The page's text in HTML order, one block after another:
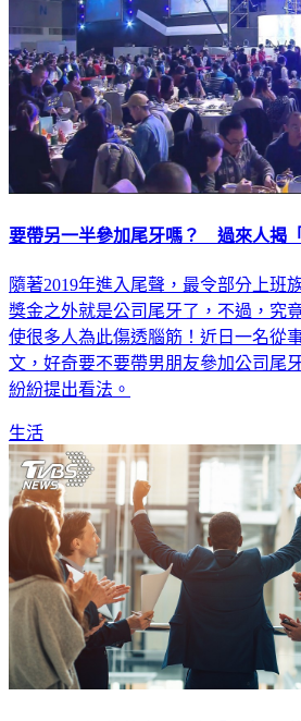
要帶另一半參加尾牙嗎？ 過來人揭「
隨著2019年進入尾聲，最令部分上班
獎金之外就是公司尾牙了，不過，究
使很多人為此傷透腦筋！近日一名從
文，好奇要不要帶男朋友參加公司尾
紛紛提出看法。
生活